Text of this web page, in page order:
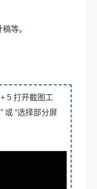
等。
5 打开截图工
或 “选择部分屏